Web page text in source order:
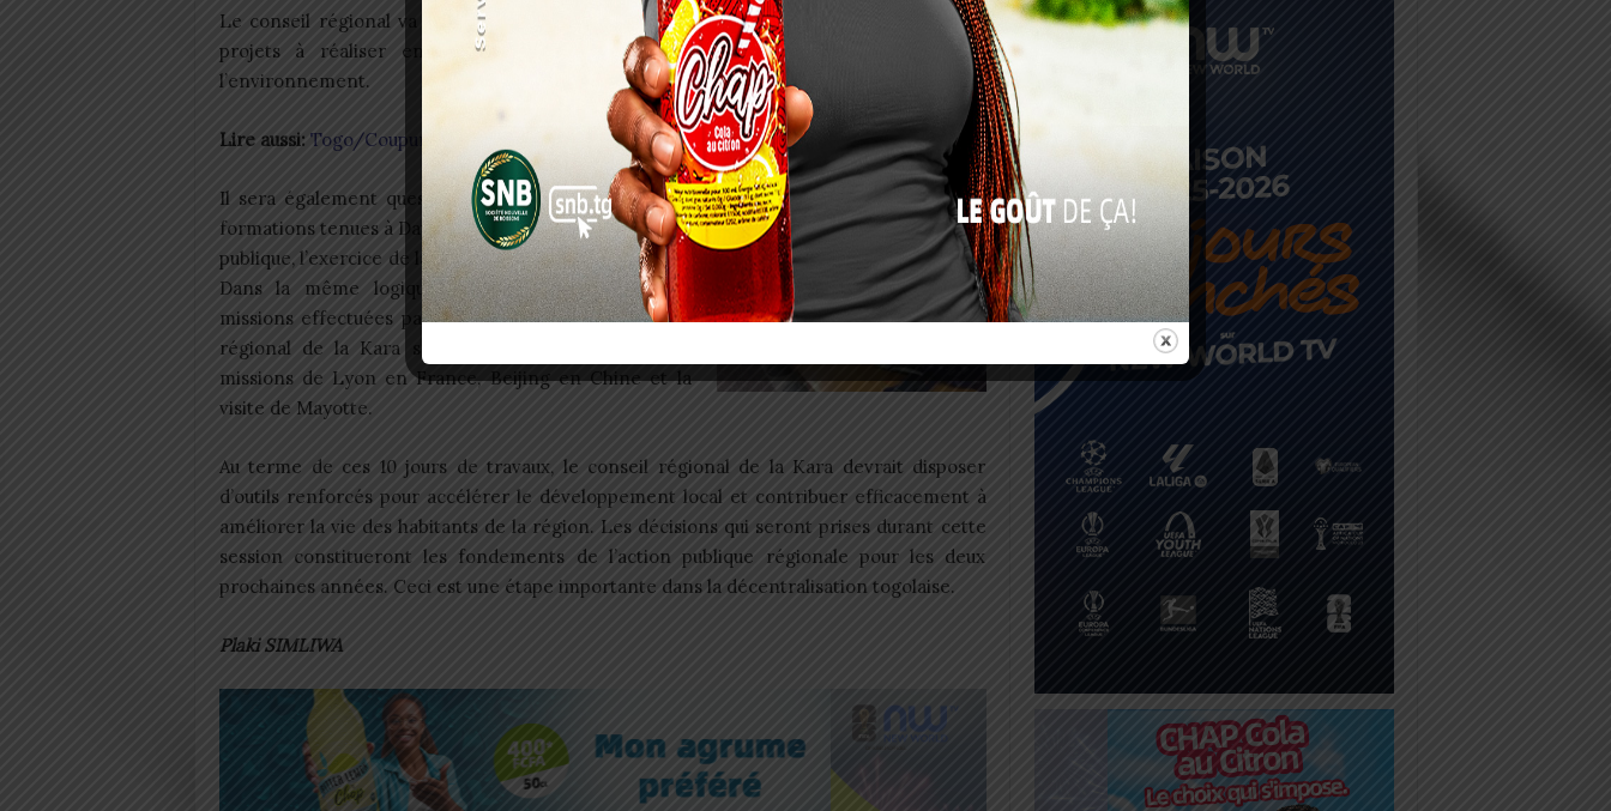
Le conseil régional va également au cours de la session étudier et adopter trois (03)
projets à réaliser en 2025 dans les domaines de l’Éducation, de l’eau et de
l’environnement.
Lire aussi: Togo/Coupures CEET: Quartiers et horaires à connaître
Il sera également question de la restitution de trois
formations tenues à Dapaong en mai sur la commande
publique, l’exercice de la tutelle et les finances locales.
Dans la même logique, des comptes rendus des
missions effectuées par les représentants du conseil
régional de la Kara seront présentés. Il s’agit des
missions de Lyon en France, Beijing en Chine et la
visite de Mayotte.
Au terme de ces 10 jours de travaux, le conseil régional de la Kara devrait disposer
d’outils renforcés pour accélérer le développement local et contribuer efficacement à
améliorer la vie des habitants de la région. Les décisions qui seront prises durant cette
session constitueront les fondements de l’action publique régionale pour les deux
prochaines années. Ceci est une étape importante dans la décentralisation togolaise.
Plaki SIMLIWA